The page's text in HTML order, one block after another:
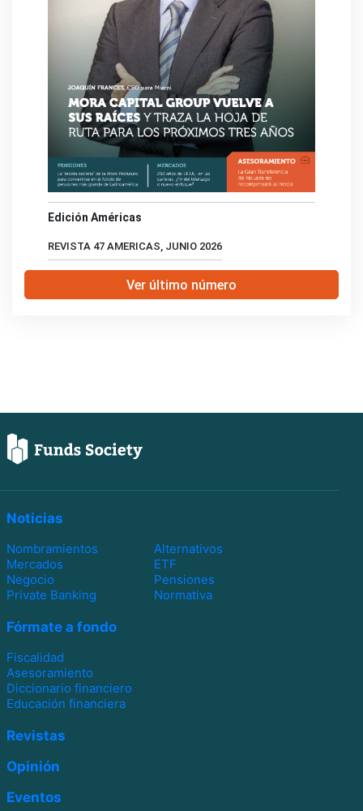
Edición Américas
REVISTA 47 AMERICAS, JUNIO 2026
Ver último número
Noticias
Nombramientos
Alternativos
Mercados
ETF
Negocio
Pensiones
Private Banking
Normativa
Fórmate a fondo
Fiscalidad
Asesoramiento
Diccionario financiero
Educación financiera
Revistas
Opinión
Eventos